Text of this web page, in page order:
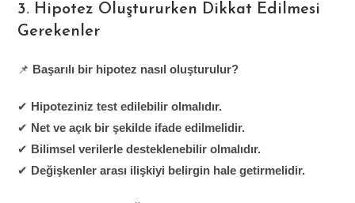
3. Hipotez Oluştururken Dikkat Edilmesi
Gerekenler
📌 Başarılı bir hipotez nasıl oluşturulur?
✔ Hipoteziniz test edilebilir olmalıdır.
✔ Net ve açık bir şekilde ifade edilmelidir.
✔ Bilimsel verilerle desteklenebilir olmalıdır.
✔ Değişkenler arası ilişkiyi belirgin hale getirmelidir.